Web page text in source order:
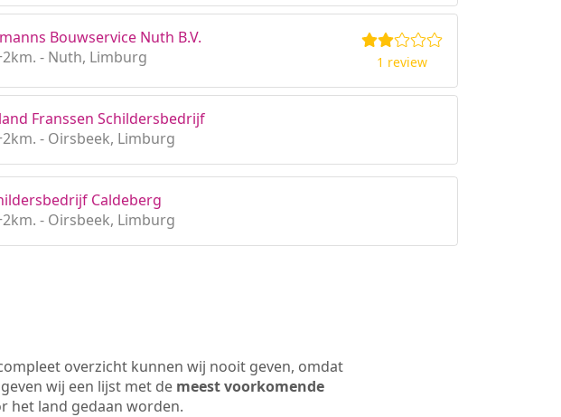
Bouwservice Nuth B.V.
- Nuth, Limburg
1 review
Franssen Schildersbedrijf
- Oirsbeek, Limburg
Caldeberg
- Oirsbeek, Limburg
overzicht kunnen wij nooit geven, omdat
wij een lijst met de meest voorkomende
het land gedaan worden.